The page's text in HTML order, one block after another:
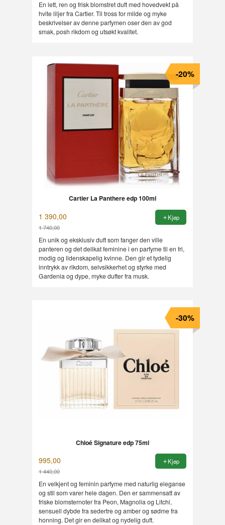
En lett, ren og frisk blomstret duft med hovedvekt på
hvite liljer fra Cartier. Til tross for milde og myke
beskrivelser av denne parfymen oser den av god
smak, posh rikdom og utsøkt kvalitet.
Cartier La Panthere edp 100ml
1 390,00
1 740,00
Rabatt
-20%
Kjøp
En unik og eksklusiv duft som fanger den ville
panteren og det delikat feminine i en parfyme til en fri,
modig og lidenskapelig kvinne. Den gir et tydelig
inntrykk av rikdom, selvsikkerhet og styrke med
Gardenia og dype, myke dufter fra musk.
Chloé Signature edp 75ml
995,00
1 440,00
Rabatt
-30%
Kjøp
En velkjent og feminin parfyme med naturlig eleganse
og stil som varer hele dagen. Den er sammensatt av
friske blomsternoter fra Peon, Magnolia og Litchi,
sensuell dybde fra sedertre og amber og sødme fra
honning. Det gir en delikat og nydelig duft.